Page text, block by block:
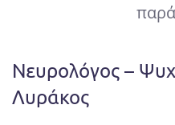
Νευρολόγος –
Λυράκος